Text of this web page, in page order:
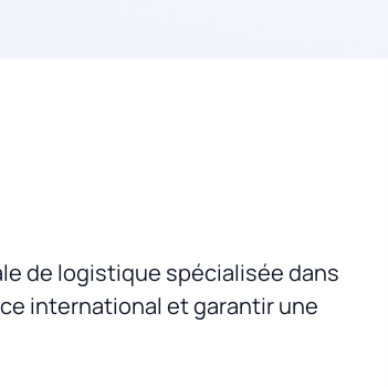
de logistique spécialisée dans
international et garantir une